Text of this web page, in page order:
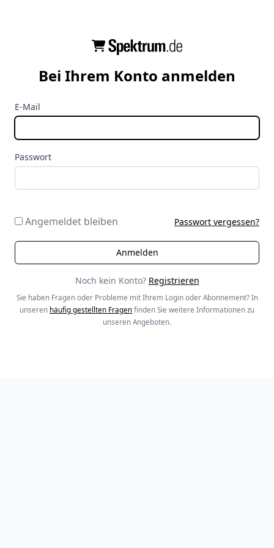
Bei Ihrem Konto anmelden
E-Mail
Passwort
Angemeldet bleiben Passwort vergessen?
Noch kein Konto? Registrieren
Sie haben Fragen oder Probleme mit Ihrem Login oder Abonnement? In
unseren häufig gestellten Fragen finden Sie weitere Informationen zu
unseren Angeboten.